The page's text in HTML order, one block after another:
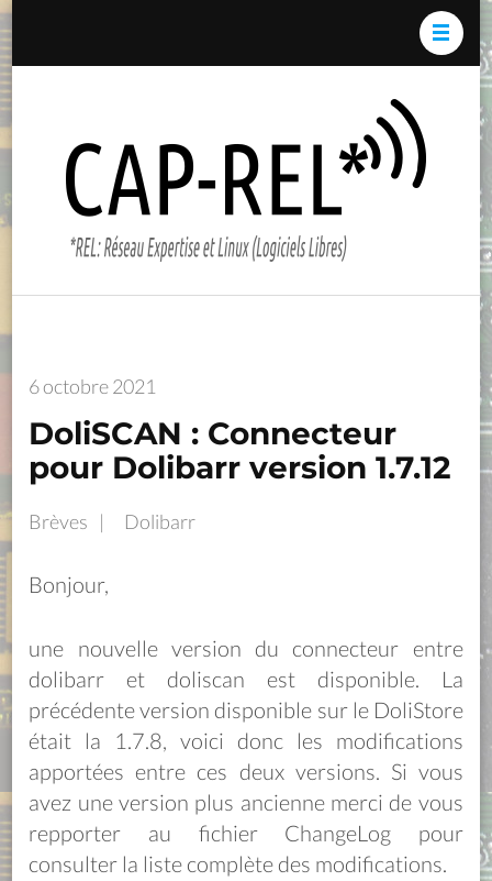
Aller
Entrée)
Cap-
REL*
et
Libres)
6 octobre 2021
DoliSCAN : Connecteur
pour Dolibarr version 1.7.12
Brèves Dolibarr
Bonjour,
une nouvelle version du connecteur entre
dolibarr et doliscan est disponible. La
précédente version disponible sur le DoliStore
était la 1.7.8, voici donc les modifications
apportées entre ces deux versions. Si vous
avez une version plus ancienne merci de vous
repporter au fichier ChangeLog pour
consulter la liste complète des modifications.